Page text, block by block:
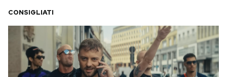
AREA PERSONALE
Area Personale
Newsletter
Notifiche mobile
Regala il Post
CONSIGLIATI